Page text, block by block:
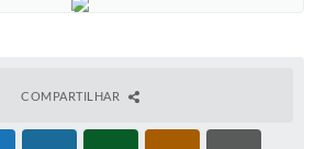
COMPARTILHAR